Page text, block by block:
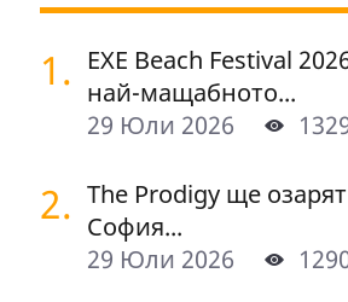
1. EXE Beach Festival
най-мащабното...
29 Юли 2026
2. The Prodigy ще
София...
29 Юли 2026